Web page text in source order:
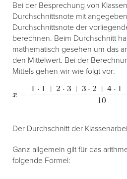
Bei der Besprechung von
Durchschnittsnote mit
Durchschnittsnote der
berechnen. Beim Durchschnitt
mathematisch gesehen um das
den Mittelwert. Bei der
Mittels gehen wir wie folgt vor:
― = 1⋅1 2 3 +3 2+ 4 1+ ⋅
Der Durchschnitt der
Ganz allgemein gilt für das
folgende Formel: